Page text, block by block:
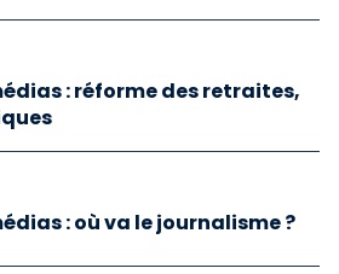
: réforme des retraites,
: où va le journalisme ?